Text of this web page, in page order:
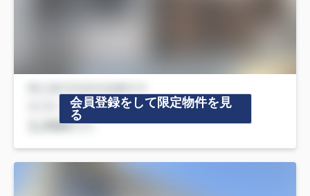
会員登録をして限定物件を見
る